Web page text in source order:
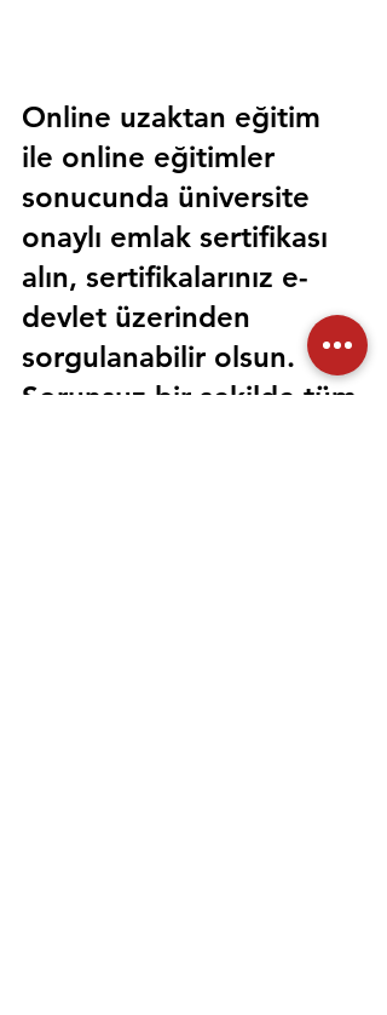
Online uzaktan eğitim
ile online eğitimler
sonucunda üniversite
onaylı emlak sertifikası
alın, sertifikalarınız e-
devlet üzerinden
sorgulanabilir olsun.
Sorunsuz bir şekilde tüm